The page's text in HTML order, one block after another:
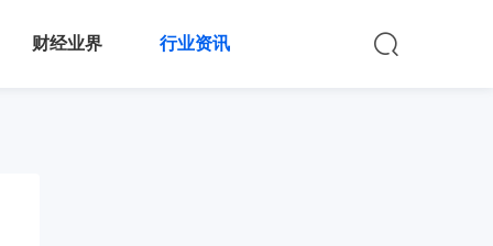
财经业界 行业资讯